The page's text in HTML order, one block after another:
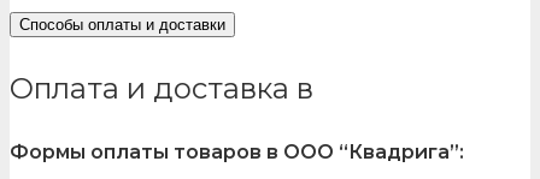
Способы оплаты и доставки
Оплата и доставка в
Формы оплаты товаров в ООО “Квадрига”: